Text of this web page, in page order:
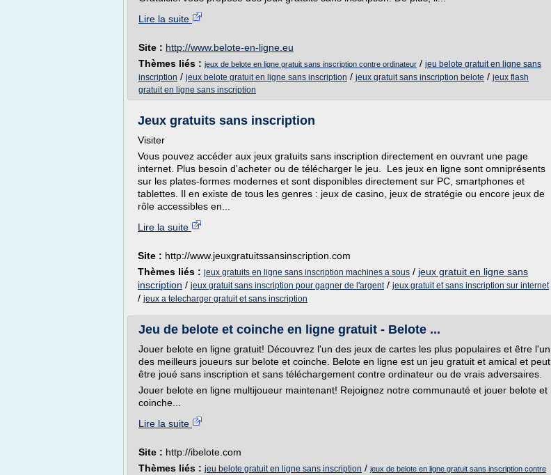
Lire la suite
Site : http://www.belote-en-ligne.eu
Thèmes liés : jeux de belote en ligne gratuit sans inscription contre ordinateur / jeu belote gratuit en ligne sans
inscription / jeux belote gratuit en ligne sans inscription / jeux gratuit sans inscription belote / jeux flash
gratuit en ligne sans inscription
Jeux gratuits sans inscription
Visiter
Vous pouvez accéder aux jeux gratuits sans inscription directement en ouvrant une page
internet. Plus besoin d'acheter ou de télécharger le jeu. Les jeux en ligne sont omniprésents
sur les plates-formes modernes et sont disponibles directement sur PC, smartphones et
tablettes. Il en existe de tous les genres : jeux de casino, jeux de stratégie ou encore jeux de
rôle accessibles en...
Lire la suite
Site : http://www.jeuxgratuitssansinscription.com
Thèmes liés : jeux gratuits en ligne sans inscription machines a sous / jeux gratuit en ligne sans
inscription / jeux gratuit sans inscription pour gagner de l'argent/ jeux gratuit et sans inscription sur internet
/ jeux a telecharger gratuit et sans inscription
Jeu de belote et coinche en ligne gratuit - Belote ...
Jouer belote en ligne gratuit! Découvrez l'un des jeux de cartes les plus populaires et être l'un
des meilleurs joueurs sur belote et coinche. Belote en ligne est un jeu gratuit et amical et peut
être joué sans inscription et sans téléchargement contre ordinateur ou de vrais adversaires.
Jouer belote en ligne multijoueur maintenant! Rejoignez notre communauté et jouer belote et
coinche...
Lire la suite
Site : http://ibelote.com
Thèmes liés : jeu belote gratuit en ligne sans inscription / jeux de belote en ligne gratuit sans inscription contre